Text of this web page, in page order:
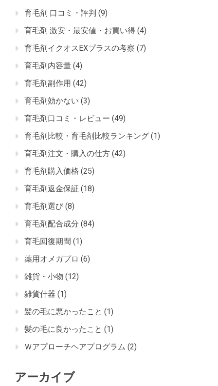
育毛剤 口コミ・評判 (9)
育毛剤 激安・最安値・お買い得 (4)
育毛剤イクオスEXプラスの考察 (7)
育毛剤内容量 (4)
育毛剤副作用 (42)
育毛剤効かない (3)
育毛剤口コミ・レビュー (49)
育毛剤比較・育毛剤比較ランキング (1)
育毛剤注文・購入の仕方 (42)
育毛剤購入価格 (25)
育毛剤返金保証 (18)
育毛剤選び (8)
育毛剤配合成分 (84)
育毛回復期間 (1)
薬用オメガプロ (6)
雑貨・小物 (12)
雑貨什器 (1)
髪の毛に悪かったこと (1)
髪の毛に良かったこと (1)
Ｗアプローチヘアプログラム (2)
アーカイブ